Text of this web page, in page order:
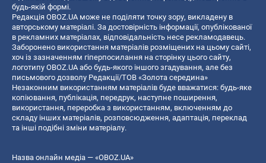
будь-якій формі.
Редакція OBOZ.UA може не поділяти точку зору, викладену в
авторському матеріалі. За достовірність інформації, опублікованої
в рекламних матеріалах, відповідальність несе рекламодавець.
Заборонено використання матеріалів розміщених на цьому сайті,
хоч із зазначенням гіперпосилання на сторінку цього сайту,
логотипу OBOZ.UA або будь-якого іншого згадування, але без
письмового дозволу Редакції/ТОВ «Золота середина»
Незаконним використанням матеріалів буде вважатися: будь-яке
копiювання, публiкацiя, передрук, наступне поширення,
використання, переробка з використанням, включенням до
складу інших матеріалів, розповсюдження, адаптація, переклад
та інші подібні зміни матеріалу.
Назва онлайн медіа — «OBOZ.UA»